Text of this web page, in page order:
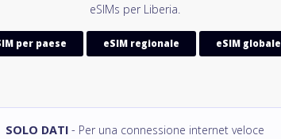
eSIMs per Liberia.
per paese eSIM regionale eSIM globale
SOLO DATI - Per una connessione internet veloce